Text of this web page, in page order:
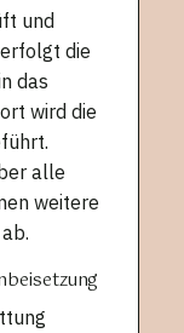
und
die
das
wird die
alle
weitere